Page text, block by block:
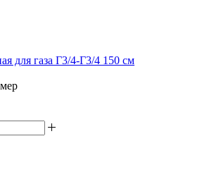
для газа Г3/4-Г3/4 150 см